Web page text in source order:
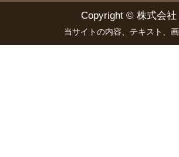
Copyright © 株式会社
当サイトの内容、テキスト、